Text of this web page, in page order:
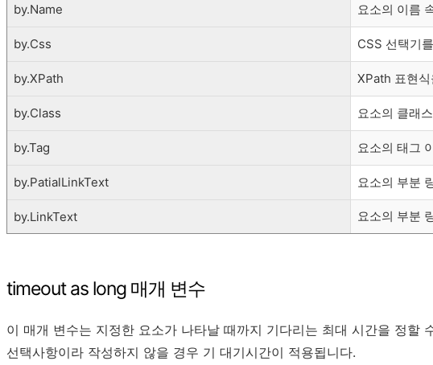
by.Name 요소의 이름
by.Css CSS 선택기
by.XPath XPath 표현
by.Class 요소의 클래
by.Tag 요소의 태그
by.PatialLinkText 요소의 부분
by.LinkText 요소의 부분
timeout as long 매개 변수
이 매개 변수는 지정한 요소가 나타날 때까지 기다리는 최대 시간을 정할
선택사항이라 작성하지 않을 경우 기 대기시간이 적용됩니다.